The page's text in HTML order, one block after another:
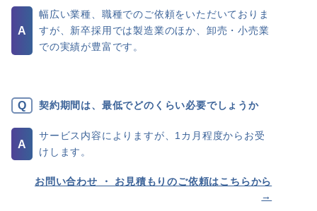
幅広い業種、職種でのご依頼をいただいておりま
すが、新卒採用では製造業のほか、卸売・小売業
での実績が豊富です。
契約期間は、最低でどのくらい必要でしょうか
サービス内容によりますが、1カ月程度からお受
けします。
お問い合わせ ・ お見積もりのご依頼はこちらから
→